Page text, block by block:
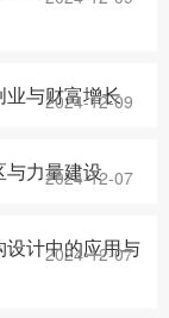
业与财富增长
2024-12-09
与力量建设
2024-12-07
设计中的应用与
2024-12-07